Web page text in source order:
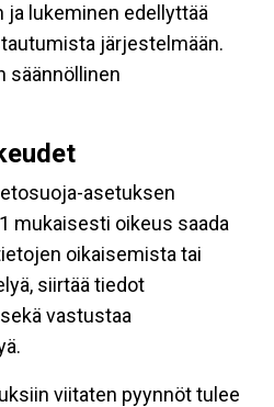
lukeminen edellyttää
järjestelmään.
säännöllinen
asetuksen
mukaisesti oikeus saada
oikaisemista tai
siirtää tiedot
vastustaa
viitaten pyynnöt tulee